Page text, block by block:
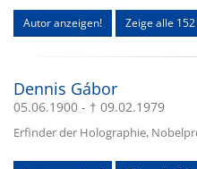
Autor anzeigen! Zeige alle
Dennis Gábor
05.06.1900 - † 09.02.1979
Erfinder der Holographie,